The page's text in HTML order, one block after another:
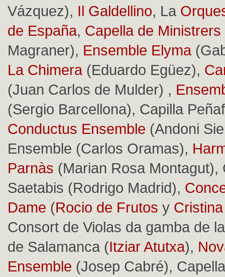
Vázquez), Il Galdellino, La
de España, Capella de Ministrers
Magraner), Ensemble Elyma
La Chimera (Eduardo Egüez),
(Juan Carlos de Mulder) ,
(Sergio Barcellona), Capilla
Conductus Ensemble (Andoni
Ensemble (Carlos Oramas),
Parnàs (Marian Rosa Montagut),
Saetabis (Rodrigo Madrid),
Dame (Rocio de Frutos y
Consort de Violas da gamba de
de Salamanca (Itziar Atutxa),
Ensemble (Josep Cabré),